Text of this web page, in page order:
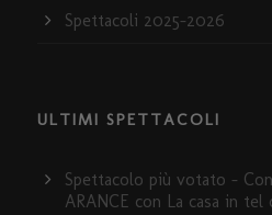
Spettacoli 2025-2026
ULTIMI SPETTACOLI
Spettacolo più votato –
ARANCE con La casa in tel